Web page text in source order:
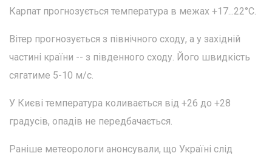
Карпат прогнозується температура в межах +17...22°C.
Вітер прогнозується з північного сходу, а у західній
частині країни -- з південного сходу. Його швидкість
сягатиме 5-10 м/с.
У Києві температура коливається від +26 до +28
градусів, опадів не передбачається.
Раніше метеорологи анонсували, що Україні слід